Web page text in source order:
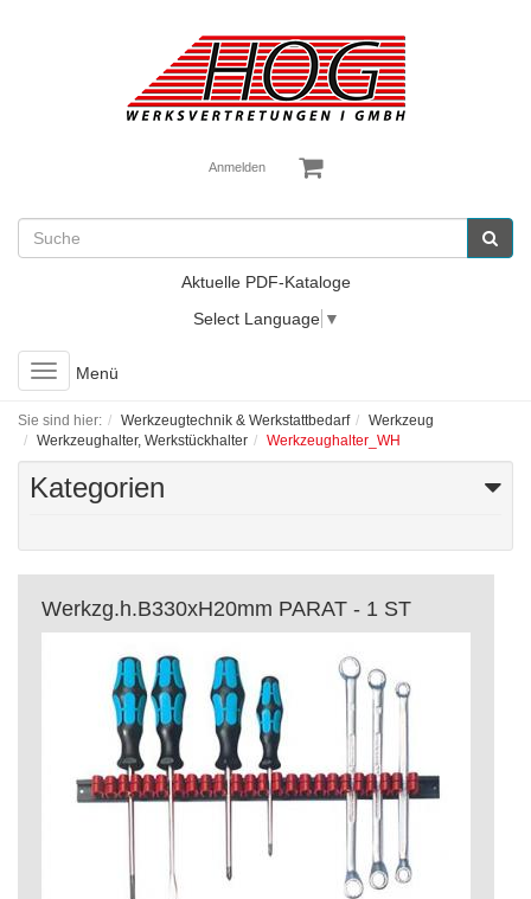
Anmelden
Aktuelle PDF-Kataloge
Select Language ▼
Toggle
navigation
Menü
Sie sind hier: Werkzeugtechnik & Werkstattbedarf
Werkzeug
Werkzeughalter, Werkstückhalter
Werkzeughalter_WH
Kategorien
Werkzg.h.B330xH20mm PARAT - 1 ST